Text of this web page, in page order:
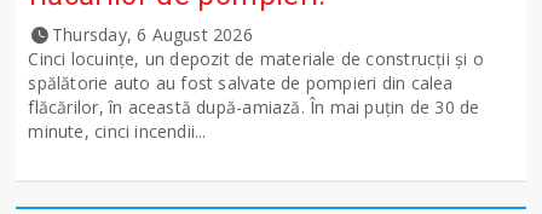
Thursday, 6 August 2026
Cinci locuințe, un depozit de materiale de construcții și o
spălătorie auto au fost salvate de pompieri din calea
flăcărilor, în această după-amiază. În mai puțin de 30 de
minute, cinci incendii...